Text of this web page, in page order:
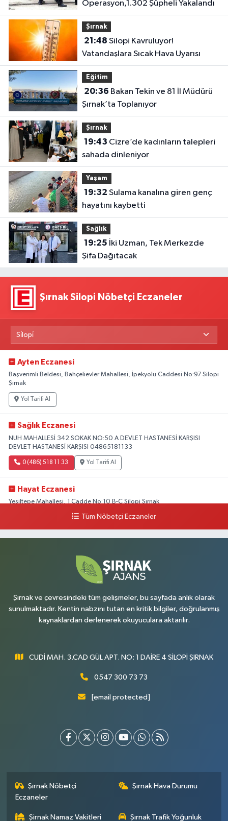
Operasyon,1.302 Şüpheli Yakalandı
Şırnak
21:48
Vatandaşlara Sıcak Hava Uyarısı
Eğitim
20:36
Şırnak’ta Toplanıyor
Şırnak
19:43
sahada dinleniyor
Yaşam
19:32
hayatını kaybetti
Sağlık
19:25
Şifa Dağıtacak
Şırnak Silopi Nöbetçi Eczaneler
Ayten Eczanesi
Başverimli Beldesi, Bahçelievler Mahallesi, İpekyolu Caddesi No:97 Silopi
Şırnak
Yol Tarifi Al
Sağlık Eczanesi
NUH MAHALLESİ 342.SOKAK NO:50 A DEVLET HASTANESİ KARŞISI
DEVLET HASTANESİ KARŞISI 04865181133
0 (486) 518 11 33 Yol Tarifi Al
Hayat Eczanesi
Yeşiltepe Mahallesi, 1.Cadde No:10 B-C Silopi Şırnak
Yol Tarifi Al
Yenişehir Mahallesi, 8.Cadde No:53 A Silopi Şırnak
Yol Tarifi Al
Tüm Nöbetçi Eczaneler
Şırnak ve çevresindeki tüm gelişmeler, bu sayfada anlık olarak
sunulmaktadır. Kentin nabzını tutan en kritik bilgiler, doğrulanmış
kaynaklardan derlenerek okuyuculara aktarılır.
CUDİ MAH. 3.CAD GÜL APT. NO: 1 DAİRE 4 SİLOPİ ŞIRNAK
0547 300 73 73
[email protected]
Şırnak Nöbetçi
Eczaneler
Şırnak Hava Durumu
Şirnak Namaz Vakitleri Şırnak Trafik Yoğunluk